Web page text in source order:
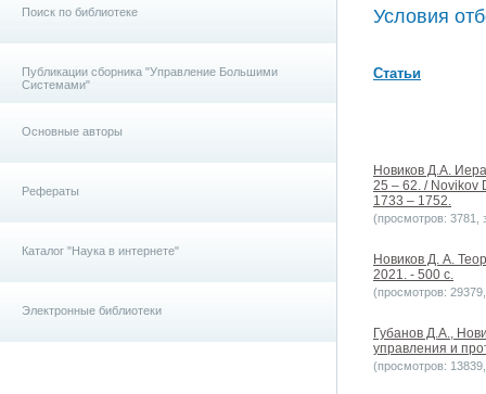
Поиск по библиотеке
Публикации сборника "Управление Большими
Системами"
Основные авторы
Рефераты
Каталог "Наука в интернете"
Электронные библиотеки
Условия
Статьи
Новиков Д.А.
25 – 62. / Novikov
1733 – 1752.
(просмотров: 3781,
Новиков Д. А.
2021. - 500 с.
(просмотров:
Губанов Д.А.,
управления и
(просмотров: